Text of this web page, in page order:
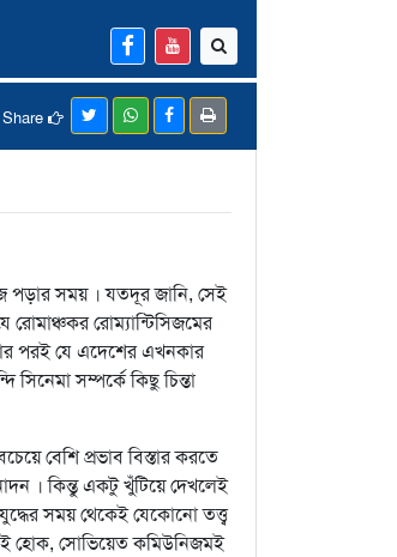
Share
পড়ার সময় । যতদূর জানি, সেই
রোম্যান্টিসিজমের
পরই যে এদেশের এখনকার
সিনেমা সম্পর্কে কিছু চিন্তা
বেশি প্রভাব বিস্তার করতে
। কিন্তু একটু খুঁটিয়ে দেখলেই
সময় থেকেই যেকোনো তত্ত্ব
হোক, সোভিয়েত কমিউনিজমই